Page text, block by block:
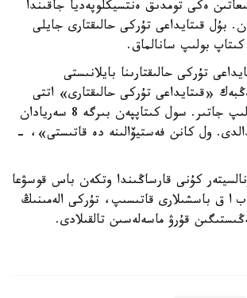
ەكى تومدىق ەنتسيكلوپەديا جاقىندا
بۇل قىتايداعى تۇركى حالىقتارى جايلى
بولىپ سانالماق.
تۇركى حالىقتارىنا بايلانىستى
«قىتايداعى تۇركى حالىقتارى» اتتى
ەكى كىتاپ دايىندالىپ جاتىر. سول كىتاپپەن بىرگە 8 سەريادان
ول كانن فەستيۆالىنە دە قاتىستى»، -
كۇنى قارساڭىندا وتكەن باس قوسۋعا
ا ق باسشىلارى قاتىسىپ، تۇركى الەمىنىڭ
قۇرۋ ماسەلەسىن تالقىلادى.